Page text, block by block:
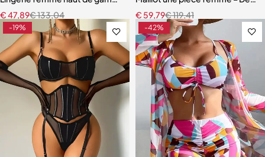
€133,04
€47,89
€119,41
€ 59,79
-19% -42%